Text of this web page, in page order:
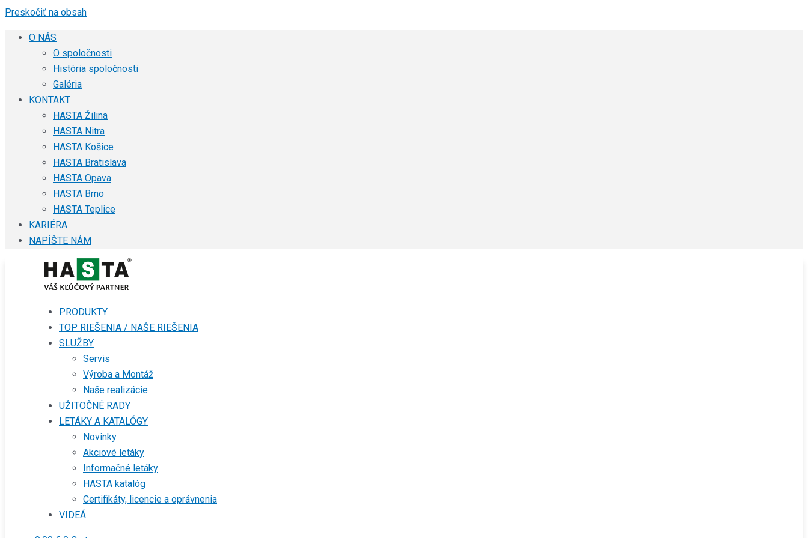
Preskočiť na obsah
O NÁS
O spoločnosti
História spoločnosti
Galéria
KONTAKT
HASTA Žilina
HASTA Nitra
HASTA Košice
HASTA Bratislava
HASTA Opava
HASTA Brno
HASTA Teplice
KARIÉRA
NAPÍŠTE NÁM
PRODUKTY
TOP RIEŠENIA / NAŠE RIEŠENIA
SLUŽBY
Servis
Výroba a Montáž
Naše realizácie
UŽITOČNÉ RADY
LETÁKY A KATALÓGY
Novinky
Akciové letáky
Informačné letáky
HASTA katalóg
Certifikáty, licencie a oprávnenia
VIDEÁ